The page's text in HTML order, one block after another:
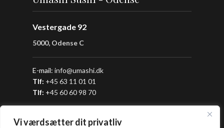
Vi værdsætter dit privatliv
Vestergade 92
5000, Odense C
E-mail: info@umashi.dk
Tlf: +45 63 11 01 01
Tlf: +45 60 60 98 70
Åbningstider